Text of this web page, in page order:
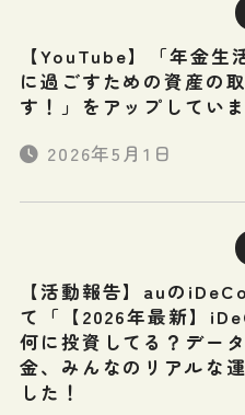
【YouTube】「年金生
に過ごすための資産の
す！」をアップしていま
2026年5月1日
【活動報告】auの
て「【2026年最新】
何に投資してる？デー
金、みんなのリアルな
した！